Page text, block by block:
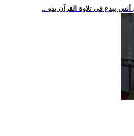
أنس يبدع في تلاوة القرآن بدو